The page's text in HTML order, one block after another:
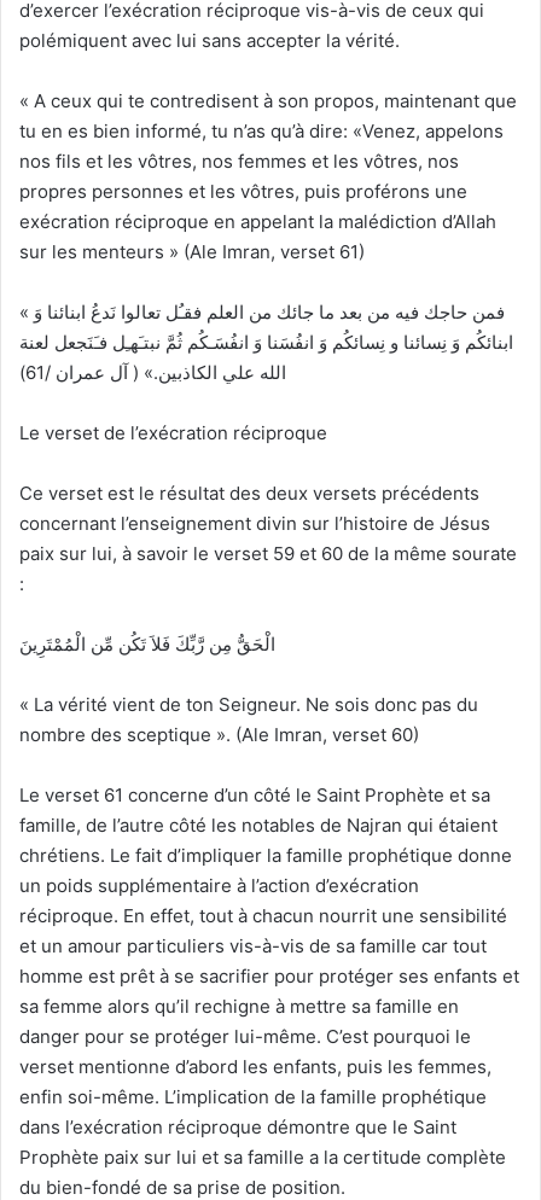
d’exercer l’exécration réciproque vis-à-vis de ceux qui
polémiquent avec lui sans accepter la vérité.
« A ceux qui te contredisent à son propos, maintenant que
tu en es bien informé, tu n’as qu’à dire: «Venez, appelons
nos fils et les vôtres, nos femmes et les vôtres, nos
propres personnes et les vôtres, puis proférons une
exécration réciproque en appelant la malédiction d’Allah
sur les menteurs » (Ale Imran, verset 61)
« فمن حاجك فيه من بعد ما جائك من العلم فقـُل تعالوا نَدعُ ابنائنا وَ
ابنائكُم وَ نِسائنا و نِسائكُم وَ انفُسَنا وَ انفُسَـكُم ثُمَّ نبتـَهـِل فـَنَجعل لعنة
الله علي الكاذبين.» ( آل عمران /61)
Le verset de l’exécration réciproque
Ce verset est le résultat des deux versets précédents
concernant l’enseignement divin sur l’histoire de Jésus
paix sur lui, à savoir le verset 59 et 60 de la même sourate
:
الْحَقُّ مِن رَّبِّكَ فَلاَ تَكُن مِّن الْمُمْتَرِينَ
« La vérité vient de ton Seigneur. Ne sois donc pas du
nombre des sceptique ». (Ale Imran, verset 60)
Le verset 61 concerne d’un côté le Saint Prophète et sa
famille, de l’autre côté les notables de Najran qui étaient
chrétiens. Le fait d’impliquer la famille prophétique donne
un poids supplémentaire à l’action d’exécration
réciproque. En effet, tout à chacun nourrit une sensibilité
et un amour particuliers vis-à-vis de sa famille car tout
homme est prêt à se sacrifier pour protéger ses enfants et
sa femme alors qu’il rechigne à mettre sa famille en
danger pour se protéger lui-même. C’est pourquoi le
verset mentionne d’abord les enfants, puis les femmes,
enfin soi-même. L’implication de la famille prophétique
dans l’exécration réciproque démontre que le Saint
Prophète paix sur lui et sa famille a la certitude complète
du bien-fondé de sa prise de position.